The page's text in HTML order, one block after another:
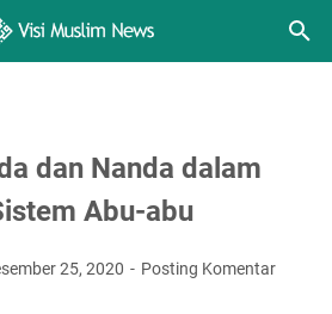
dan Nanda dalam
Abu-abu
25, 2020 Posting Komentar